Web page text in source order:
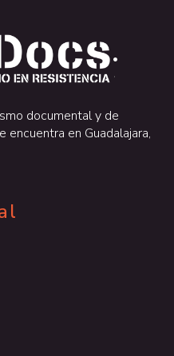
.
.
documental y de
en Guadalajara,